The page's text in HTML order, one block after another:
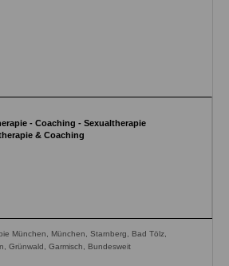
- Coaching - Sexualtherapie
& Coaching
München, München, Starnberg, Bad Tölz,
Grünwald, Garmisch, Bundesweit